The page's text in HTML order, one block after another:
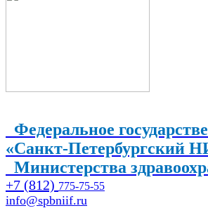
Федеральное
«Санкт-Петербургский
Министерства
+7 (812) 775-75-55
info@spbniif.ru